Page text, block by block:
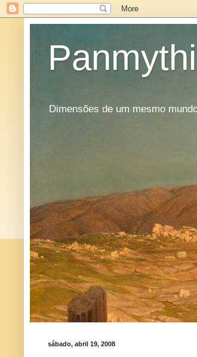
Dimensões de um mesmo
sábado, abril 19, 2008